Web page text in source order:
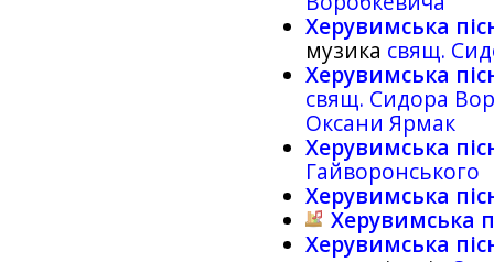
Херувимська
музика свящ.
Херувимська
свящ. Сидора
Оксани Ярмак
Херувимська
Гайворонського
Херувимська
Херувимська
Херувимська